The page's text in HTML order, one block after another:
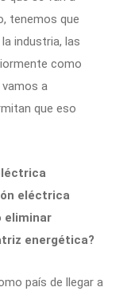
tenemos que
industria, las
como
a
que eso
eléctrica
eliminar
energética?
país de llegar a